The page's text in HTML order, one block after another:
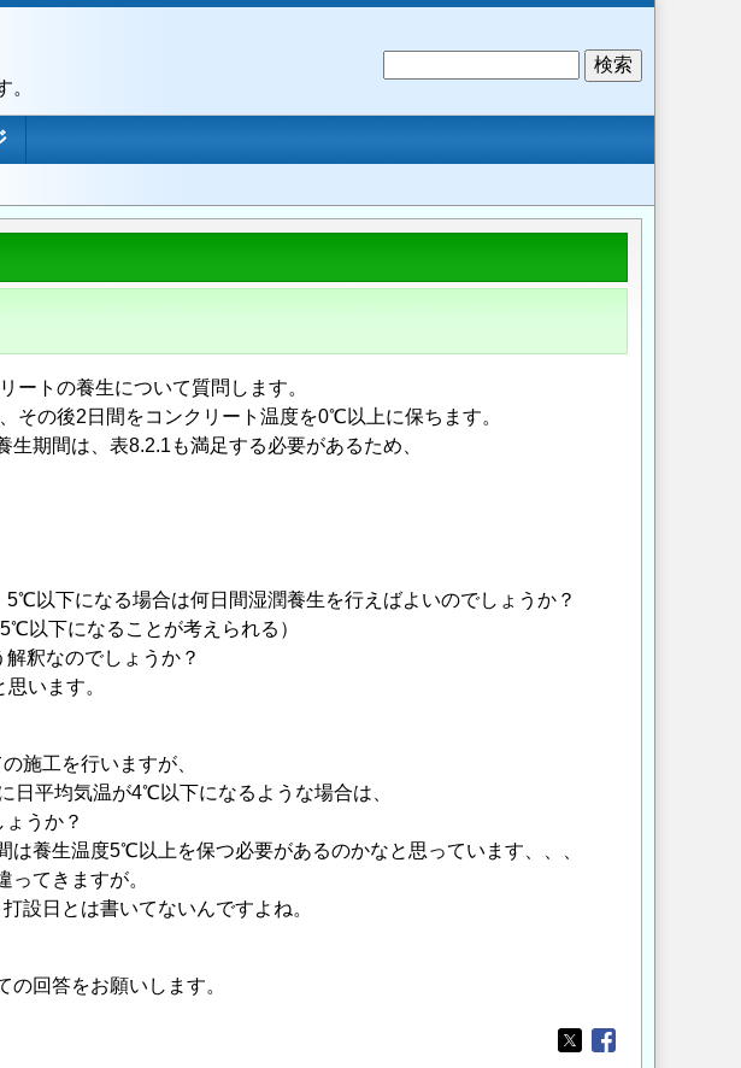
ートの養生について質問します。
その後2日間をコンクリート温度を0℃以上に保ちます。
期間は、表8.2.1も満足する必要があるため、
以下になる場合は何日間湿潤養生を行えばよいのでしょうか？
以下になることが考えられる）
釈なのでしょうか？
います。
施工を行いますが、
日平均気温が4℃以下になるような場合は、
うか？
養生温度5℃以上を保つ必要があるのかなと思っています、、、
てきますが。
設日とは書いてないんですよね。
回答をお願いします。
Opens in a new
Opens in a new